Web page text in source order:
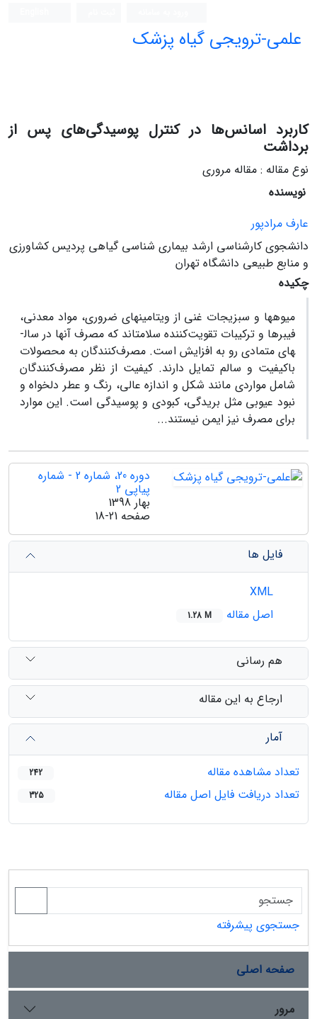
علمی-ترویجی گیاه پزشک
کاربرد اسانس‌ها در کنترل پوسیدگی‌های پس از
برداشت
نوع مقاله : مقاله مروری
نویسنده
عارف مرادپور
دانشجوی کارشناسی‏ ارشد بیماری‏ شناسی گیاهی پردیس کشاورزی
و منابع طبیعی دانشگاه تهران
چکیده
میوه­ها و سبزیجات غنی از ویتامین­های ضروری، مواد معدنی،
فیبر­ها و ترکیبات تقویت‌کننده سلامت­اند که مصرف آن­ها در سال­
های متمادی رو به افزایش است. مصرف‌کنندگان به محصولات
باکیفیت و سالم تمایل دارند. کیفیت از نظر مصرف‌کنندگان
شامل مواردی مانند شکل و اندازه عالی، رنگ و عطر دلخواه و
نبود عیوبی مثل بریدگی، کبودی و پوسیدگی است. این موارد
برای مصرف نیز ایمن نیستند...
دوره 20، شماره 2 - شماره
پیاپی 2
بهار 1398
صفحه 18-21
فایل ها
اصل مقاله
1.28 M
هم رسانی
ارجاع به این مقاله
آمار
تعداد مشاهده مقاله
242
تعداد دریافت فایل اصل مقاله 325
جستجوی پیشرفته
صفحه اصلی
مرور